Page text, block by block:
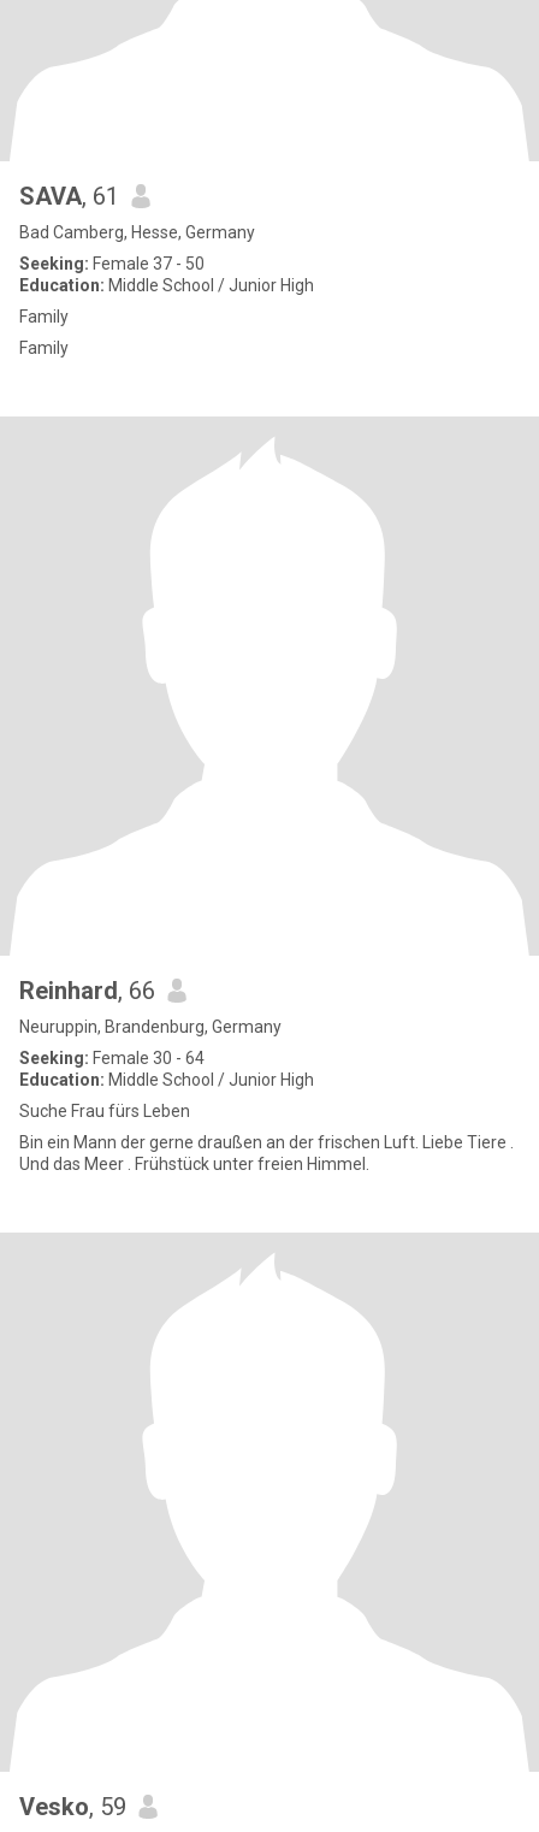
SAVA, 61
Bad Camberg, Hesse, Germany
Seeking: Female 37 - 50
Education: Middle School / Junior High
Family
Family
Reinhard, 66
Neuruppin, Brandenburg, Germany
Seeking: Female 30 - 64
Education: Middle School / Junior High
Suche Frau fürs Leben
Bin ein Mann der gerne draußen an der frischen Luft. Liebe Tiere .
Und das Meer . Frühstück unter freien Himmel.
Vesko, 59